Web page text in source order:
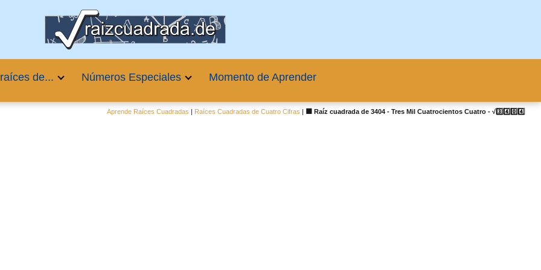
de... Números Especiales Momento de Aprender
Aprende Raíces Cuadradas | Raíces Cuadradas de Cuatro Cifras | 🟦 Raíz cuadrada de 3404 - Tres Mil Cuatrocientos Cuatro - √3️⃣4️⃣0️⃣4️⃣